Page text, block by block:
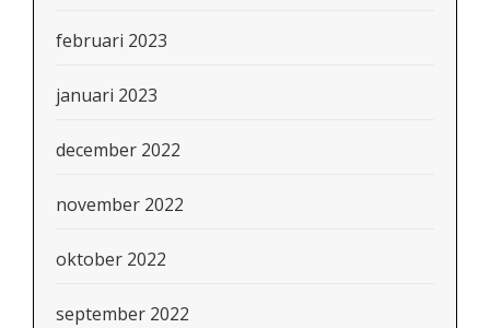
februari 2023
januari 2023
december 2022
november 2022
oktober 2022
september 2022